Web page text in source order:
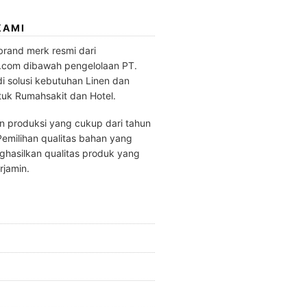
merk resmi dari
dibawah pengelolaan PT.
solusi kebutuhan Linen dan
Rumahsakit dan Hotel.
produksi yang cukup dari tahun
qualitas bahan yang
qualitas produk yang